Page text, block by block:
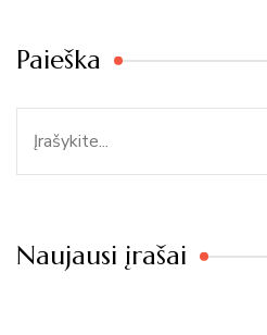
Paieška
Naujausi įrašai